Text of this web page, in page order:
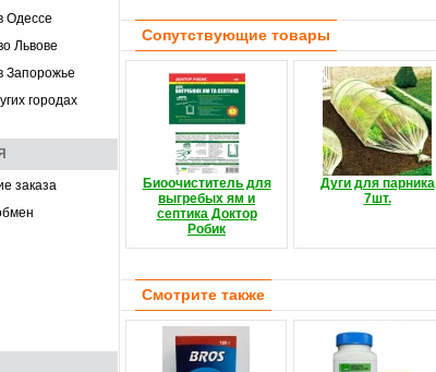
Одессе
Львове
Запорожье
городах
заказа
Сопутствующие товары
Биоочиститель для
выгребых ям и
септика Доктор
Робик
Дуги для парника
7шт.
Смотрите также